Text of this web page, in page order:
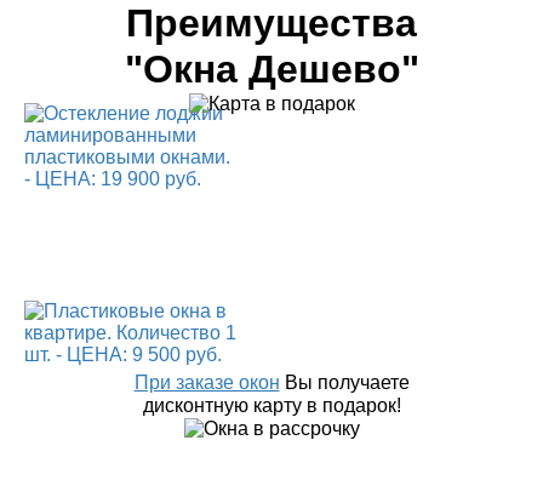
Преимущества
"Окна Дешево"
При заказе окон Вы получаете
дисконтную карту в подарок!